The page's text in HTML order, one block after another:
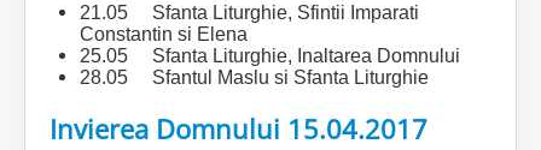
21.05 Sfanta Liturghie, Sfintii Imparati
Constantin si Elena
25.05 Sfanta Liturghie, Inaltarea Domnului
28.05 Sfantul Maslu si Sfanta Liturghie
Invierea Domnului 15.04.2017